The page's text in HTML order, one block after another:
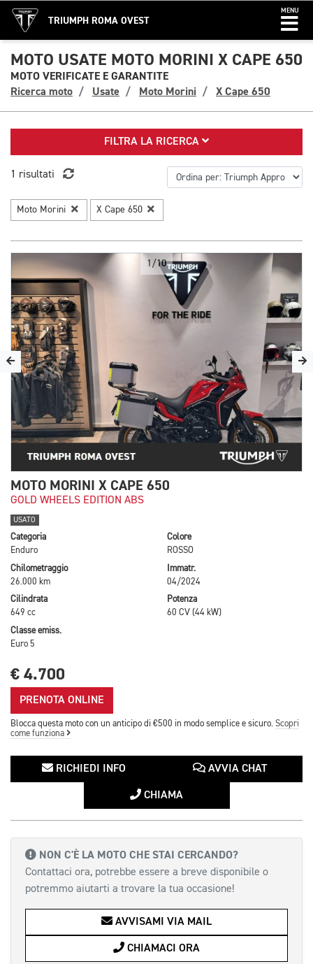
TRIUMPH ROMA OVEST
MENU
MOTO USATE MOTO MORINI X CAPE 650
MOTO VERIFICATE E GARANTITE
Ricerca moto
Usate Moto Morini X Cape 650
FILTRA LA RICERCA
1 risultati
Moto Morini X Cape 650
1/10
MOTO MORINI X CAPE 650
GOLD WHEELS EDITION ABS
USATO
Categoria
Enduro
Colore
ROSSO
Chilometraggio
26.000 km
Immatr.
04/2024
Cilindrata
649 cc
Potenza
60 CV (44 kW)
Classe emiss.
Euro 5
€ 4.700
PRENOTA ONLINE
Blocca questa moto con un anticipo di €500 in modo semplice e sicuro. Scopri
come funziona
RICHIEDI INFO AVVIA CHAT
CHIAMA
NON C'È LA MOTO CHE STAI CERCANDO?
Contattaci ora, potrebbe essere a breve disponibile o
potremmo aiutarti a trovare la tua occasione!
AVVISAMI VIA MAIL
CHIAMACI ORA